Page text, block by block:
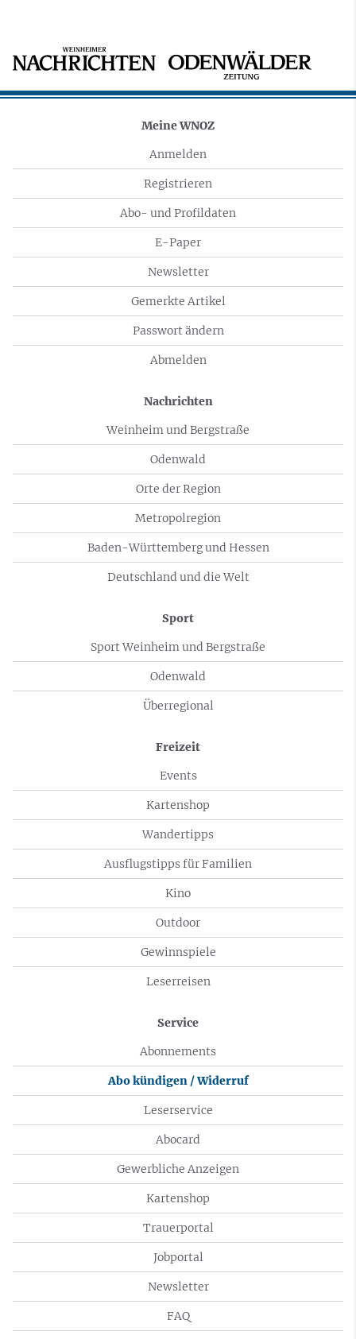
Meine WNOZ
Anmelden
Registrieren
Abo- und Profildaten
E-Paper
Newsletter
Gemerkte Artikel
Passwort ändern
Abmelden
Nachrichten
Weinheim und Bergstraße
Odenwald
Orte der Region
Metropolregion
Baden-Württemberg und Hessen
Deutschland und die Welt
Sport
Sport Weinheim und Bergstraße
Odenwald
Überregional
Freizeit
Events
Kartenshop
Wandertipps
Ausflugstipps für Familien
Kino
Outdoor
Gewinnspiele
Leserreisen
Service
Abonnements
Abo kündigen / Widerruf
Leserservice
Abocard
Gewerbliche Anzeigen
Kartenshop
Trauerportal
Jobportal
Newsletter
FAQ